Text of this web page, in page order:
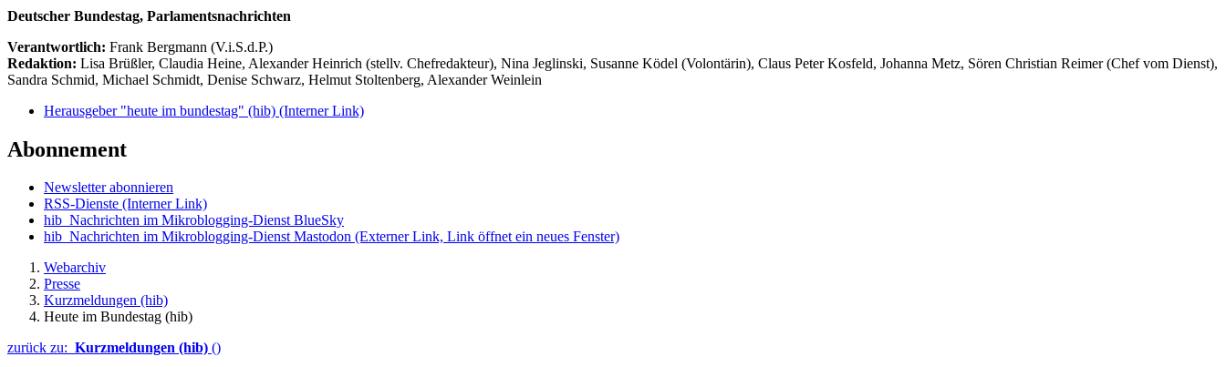
Deutscher Bundestag, Parlamentsnachrichten
Verantwortlich: Frank Bergmann (V.i.S.d.P.)
Redaktion: Lisa Brüßler, Claudia Heine, Alexander Heinrich (stellv. Chefredakteur), Nina Jeglinski, Susanne Ködel (Volontärin), Claus Peter Kosfeld, Johanna Metz, Sören Christian Reimer (Chef vom Dienst),
Sandra Schmid, Michael Schmidt, Denise Schwarz, Helmut Stoltenberg, Alexander Weinlein
Herausgeber "heute im bundestag" (hib) (Interner Link)
Abonnement
Newsletter abonnieren
RSS-Dienste (Interner Link)
hib_Nachrichten im Mikroblogging-Dienst BlueSky
hib_Nachrichten im Mikroblogging-Dienst Mastodon (Externer Link, Link öffnet ein neues Fenster)
Webarchiv
Presse
Kurzmeldungen (hib)
Heute im Bundestag (hib)
zurück zu: Kurzmeldungen (hib) ()